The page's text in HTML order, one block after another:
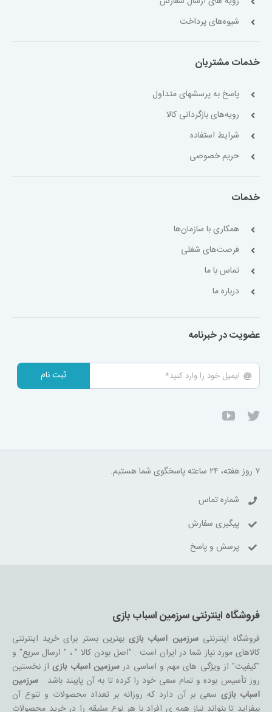
شیوه‌های پرداخت
خدمات مشتریان
پاسخ به پرسشهای متداول
رویه‌های بازگردانی کالا
شرایط استفاده
حریم خصوصی
خدمات
همکاری با سازمان‌ها
فرصت‌های شغلی
تماس با ما
درباره ما
عضویت در خبرنامه
ثبت نام
۷ روز هفته، ۲۴ ساعته پاسخگوی شما هستیم.
شماره تماس
پیگیری سفارش
پرسش و پاسخ
فروشگاه اینترنتی سرزمین اسباب بازی
فروشگاه اینترنتیسرزمین اسباب بازیبهترین بستر برای خرید اینترنتی
کالاهای مورد نیاز شما در ایران است . "اصل بودن کالا " ، " ارسال سریع" و
"کیفیت" از ویژگی های مهم و اساسی درسرزمین اسباب بازیاز نخستین
روز تأسیس بوده و تمام سعی خود را کرده تا به آن پایبند باشد .سرزمین
اسباب بازیسعی بر آن دارد که روزانه بر تعداد محصولات و تنوع آن
بیفزاید تا بتواند نیاز همه ی افراد با هر نوع سلیقه را در خرید محصولات